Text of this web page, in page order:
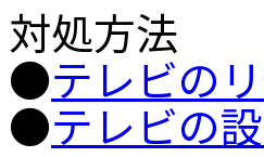
対処方法
●テレビの
●テレビの